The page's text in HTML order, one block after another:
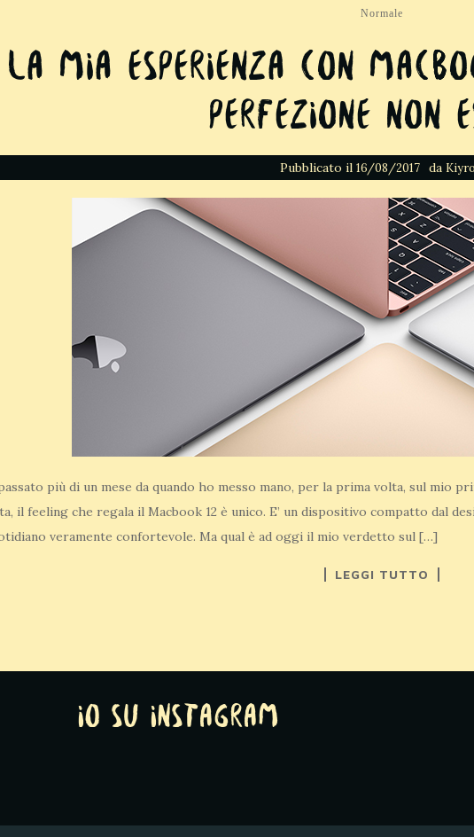
Normale
La mia esperienza con
perfezione non
Pubblicato il 16/08/2017 da Kiyro
passato più di un mese da quando ho messo mano, per la prima volta, sul mio
il feeling che regala il Macbook 12 è unico. E’ un dispositivo compatto dal
veramente confortevole. Ma qual è ad oggi il mio verdetto sul […]
LEGGI TUTTO
Io su Instagram